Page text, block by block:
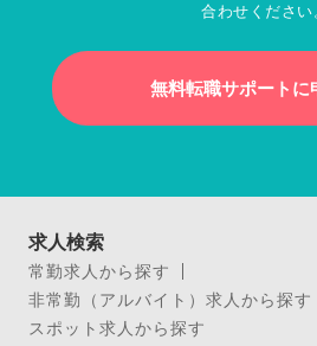
合わせください
無料転職サポートに
求人検索
常勤求人から探す
非常勤（アルバイト）求人から探す
スポット求人から探す